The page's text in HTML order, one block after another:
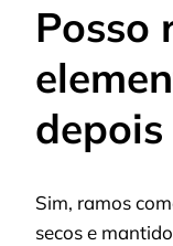
Posso
Sim, ramos
secos e